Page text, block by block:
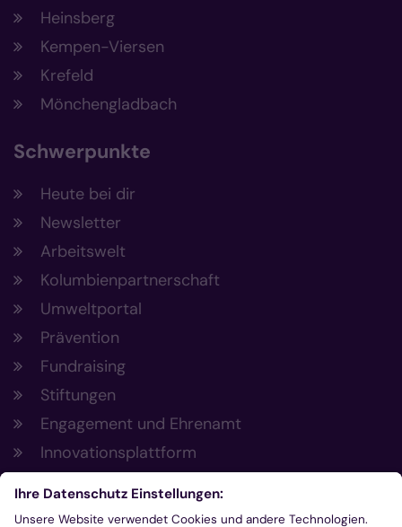
Heinsberg
Kempen-Viersen
Krefeld
Mönchengladbach
Schwerpunkte
Heute bei dir
Newsletter
Arbeitswelt
Kolumbienpartnerschaft
Umweltportal
Prävention
Fundraising
Stiftungen
Engagement und Ehrenamt
Innovationsplattform
Aus der Plattform